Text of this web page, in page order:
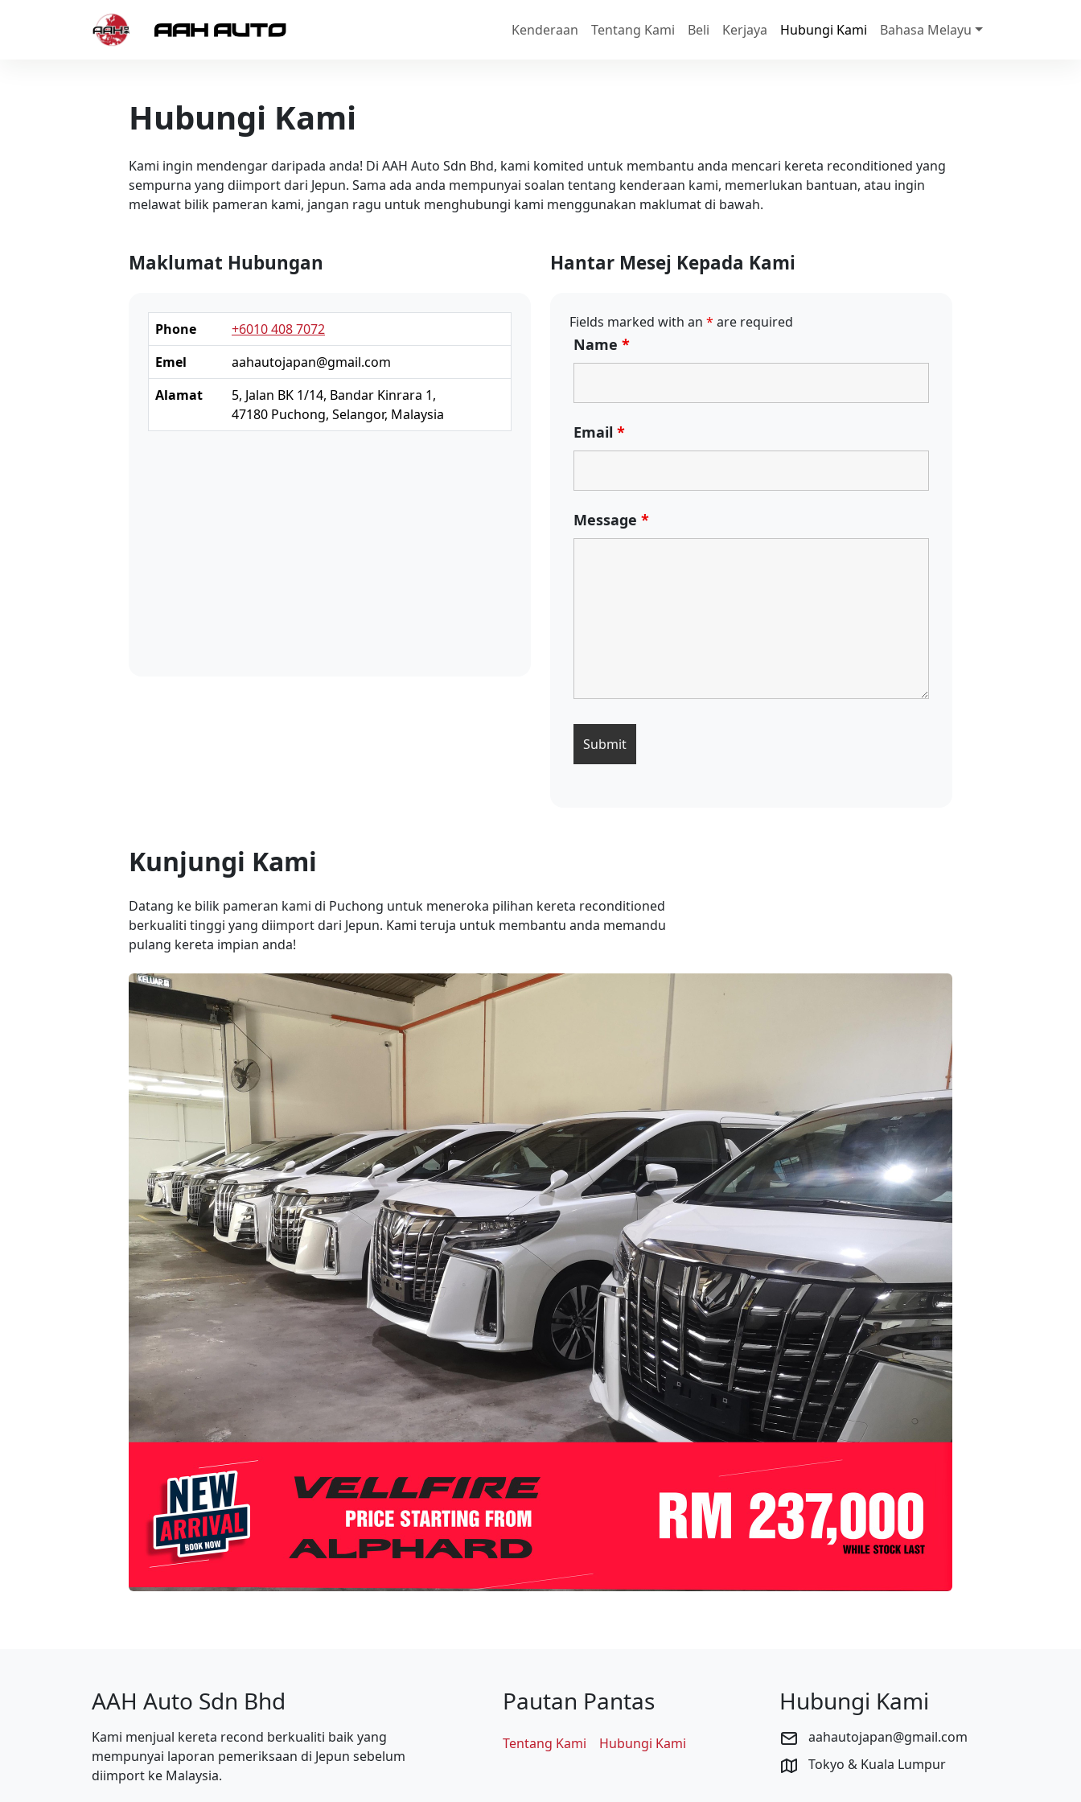
Kenderaan
Tentang Kami Beli Kerjaya Hubungi Kami Bahasa Melayu
Hubungi Kami
Kami ingin mendengar daripada anda! Di AAH Auto Sdn Bhd, kami komited untuk membantu anda mencari kereta reconditioned yang
sempurna yang diimport dari Jepun. Sama ada anda mempunyai soalan tentang kenderaan kami, memerlukan bantuan, atau ingin
melawat bilik pameran kami, jangan ragu untuk menghubungi kami menggunakan maklumat di bawah.
Maklumat Hubungan
Phone
+6010 408 7072
Emel
aahautojapan@gmail.com
Alamat
5, Jalan BK 1/14, Bandar Kinrara 1,
47180 Puchong, Selangor, Malaysia
Hantar Mesej Kepada Kami
Fields marked with an * are required
Name *
Email *
Message *
Kunjungi Kami
Datang ke bilik pameran kami di Puchong untuk meneroka pilihan kereta reconditioned
berkualiti tinggi yang diimport dari Jepun. Kami teruja untuk membantu anda memandu
pulang kereta impian anda!
AAH Auto Sdn Bhd
Kami menjual kereta recond berkualiti baik yang
mempunyai laporan pemeriksaan di Jepun sebelum
diimport ke Malaysia.
Pautan Pantas
Tentang Kami Hubungi Kami
Hubungi Kami
aahautojapan@gmail.com
Tokyo & Kuala Lumpur